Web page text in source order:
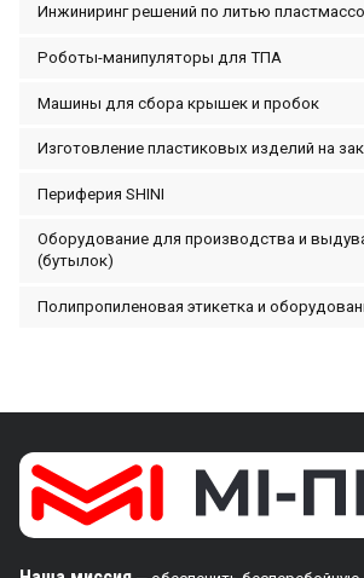
Инжиниринг решений по литью
Роботы-манипуляторы для ТПА
Машины для сбора крышек и пробок
Изготовление пластиковых изделий на
Периферия SHINI
Оборудование для производства и
(бутылок)
Полипропиленовая этикетка и